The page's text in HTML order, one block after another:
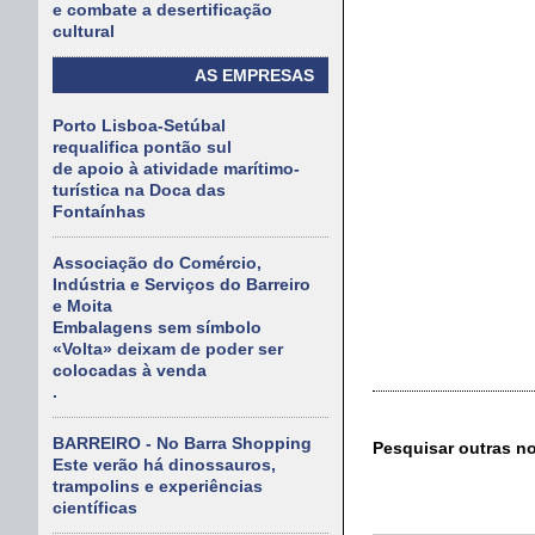
e combate a desertificação
cultural
AS EMPRESAS
Porto Lisboa-Setúbal
requalifica pontão sul
de apoio à atividade marítimo-
turística na Doca das
Fontaínhas
Associação do Comércio,
Indústria e Serviços do Barreiro
e Moita
Embalagens sem símbolo
«Volta» deixam de poder ser
colocadas à venda
.
BARREIRO - No Barra Shopping
Este verão há dinossauros,
trampolins e experiências
científicas
Pesquisar outras